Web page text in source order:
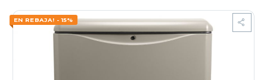
EN REBAJA! - 15%